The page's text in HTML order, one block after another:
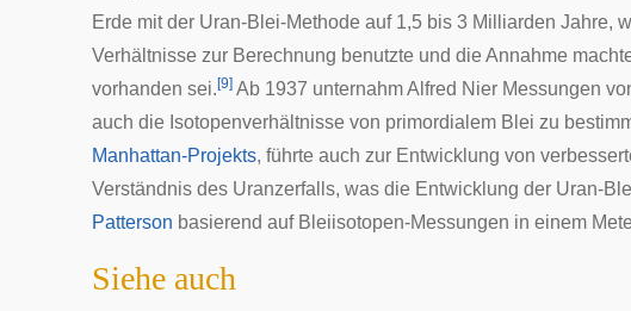
Erde mit der Uran-Blei-Methode auf 1,5 bis 3 Milliarden Jahre,
Verhältnisse zur Berechnung benutzte und die Annahme
vorhanden sei. [9] Ab 1937 unternahmAlfred Nier Messungen
auch die Isotopenverhältnisse von primordialem Blei zu
Manhattan-Projekts, führte auch zur Entwicklung von
Verständnis des Uranzerfalls, was die Entwicklung der Uran-
Patterson basierend auf Bleiisotopen-Messungen in einem
Siehe auch